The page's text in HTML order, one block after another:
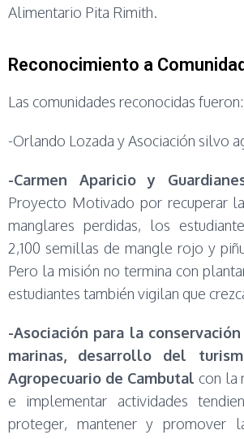
Alimentario Pita Rimith.
Reconocimiento a
Las comunidades reconocidas fueron:
-Orlando Lozada y Asociación silvo
-Carmen Aparicio y
Proyecto Motivado por recuperar
manglares perdidas, los
2,100 semillas de mangle rojo y
Pero la misión no termina con
estudiantes también vigilan que
-Asociación para la
marinas, desarrollo del
Agropecuario de Cambutal con la
e implementar actividades
proteger, mantener y promover